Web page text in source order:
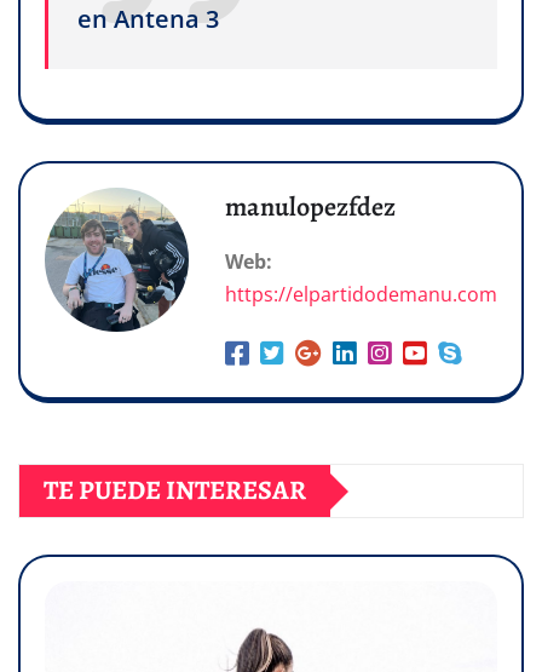
en Antena 3
manulopezfdez
Web:
https://elpartidodemanu.com
TE PUEDE INTERESAR